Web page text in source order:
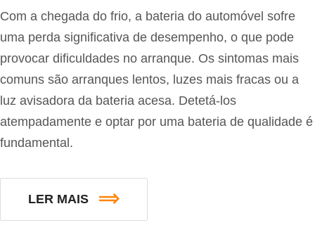
Com a chegada do frio, a bateria do automóvel sofre
uma perda significativa de desempenho, o que pode
provocar dificuldades no arranque. Os sintomas mais
comuns são arranques lentos, luzes mais fracas ou a
luz avisadora da bateria acesa. Detetá-los
atempadamente e optar por uma bateria de qualidade é
fundamental.
LER MAIS